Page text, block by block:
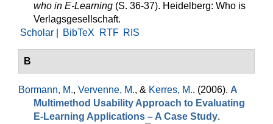
who in E-Learning (S. 36-37). Heidelberg: Who is
Verlagsgesellschaft.
Scholar |
BibTeX RTF RIS
B
Bormann, M., Vervenne, M., & Kerres, M.. (2006). A
Multimethod Usability Approach to Evaluating
E-Learning Applications – A Case Study.